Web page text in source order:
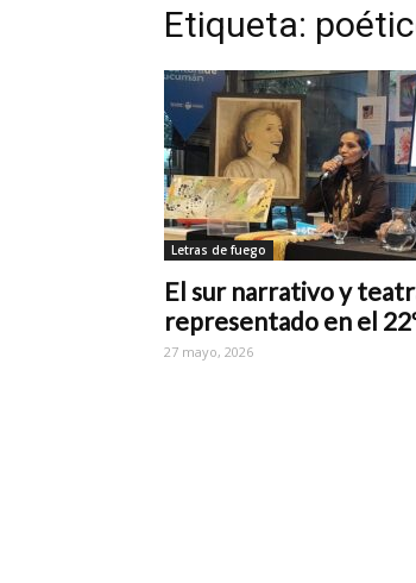
Etiqueta:
Letras de fuego
El sur narrativo y
representado en el
27 mayo, 2026